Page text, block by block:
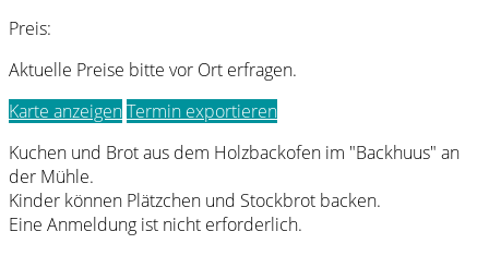
Preis:
Aktuelle Preise bitte vor Ort erfragen.
Karte anzeigenTermin exportieren
Kuchen und Brot aus dem Holzbackofen im "Backhuus" an
der Mühle.
Kinder können Plätzchen und Stockbrot backen.
Eine Anmeldung ist nicht erforderlich.